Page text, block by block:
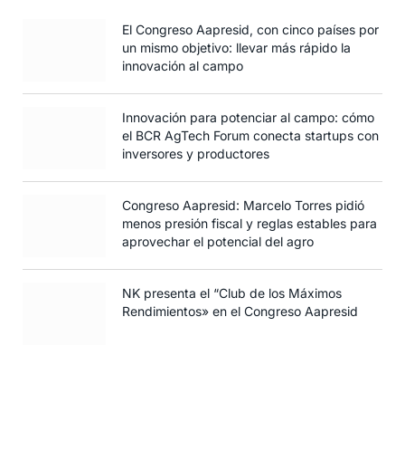
El Congreso Aapresid, con cinco países por
un mismo objetivo: llevar más rápido la
innovación al campo
Innovación para potenciar al campo: cómo
el BCR AgTech Forum conecta startups con
inversores y productores
Congreso Aapresid: Marcelo Torres pidió
menos presión fiscal y reglas estables para
aprovechar el potencial del agro
NK presenta el “Club de los Máximos
Rendimientos» en el Congreso Aapresid